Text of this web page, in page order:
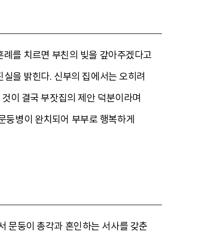
를 치르면 부친의 빚을 갚아주겠다고
을 밝힌다. 신부의 집에서는 오히려
이 결국 부잣집의 제안 덕분이라며
둥병이 완치되어 부부로 행복하게
문둥이 총각과 혼인하는 서사를 갖춘